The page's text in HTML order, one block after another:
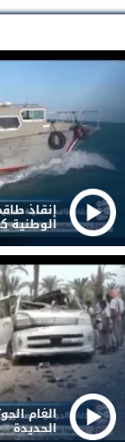
إنقاذ
الوطنية
الغام
الحديدة